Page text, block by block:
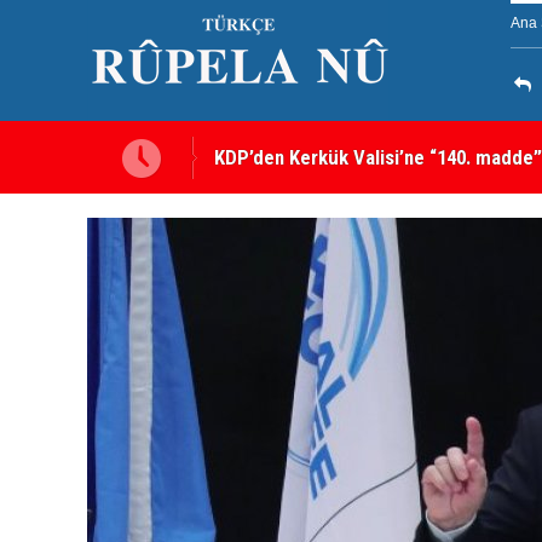
Ana
KDP’den Kerkük Valisi’ne “140.
Kerkük’te Kürt partilerden 7 maddelik